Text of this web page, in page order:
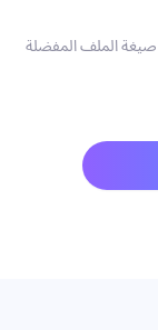
صيغة الملف المفضلة